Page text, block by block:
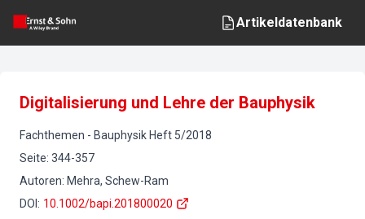
Artikeldatenbank
Digitalisierung und Lehre der Bauphysik
Fachthemen - Bauphysik Heft 5/2018
Seite: 344-357
Autoren: Mehra, Schew-Ram
DOI : 10.1002/bapi.201800020